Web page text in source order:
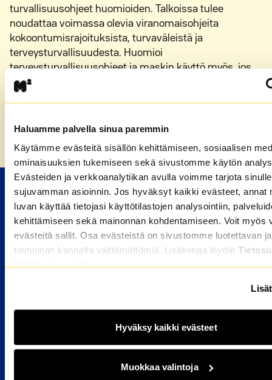
Haluamme palvella sinua paremmin
Käytämme evästeitä sisällön kehittämiseen, sosiaalisen
ominaisuuksien tukemiseen sekä sivustomme käytön
Evästeiden ja verkkoanalytiikan avulla voimme tarjota sinulle
sujuvamman asioinnin. Jos hyväksyt kaikki evästeet, annat
luvan käyttää tietojasi käyttötilastojen analysointiin,
kehittämiseen sekä mainonnan kohdentamiseen. Voit myös
evästeitä sallit. Osa evästeistä on sivustomme luotettavan
toiminnan kannalta välttämättömiä. Lisätietoja löydät
Evästeet-sivuiltamme.
Hyväksy kaikki evästeet
Muokkaa valintoja
turvallisuusohjeet huomioiden. Talkoissa tulee
noudattaa voimassa olevia viranomaisohjeita
kokoontumisrajoituksista, turvaväleistä ja
terveysturvallisuudesta. Huomioi
terveysturvallisuusohjeet ja maskin käyttö myös, jos
talkoiden vuoksi liikut sisätiloissa.
Etusivu»Koronarajoitusten vaiheittainen purku
käynnistyy – lenkkisaunat ja kerhotilat aukeavat
M2-KOTIEN VUOKRA-ASUNNOT
Valitse kaupunki
HAKIJALLE
Hakijan usein kysytyt kysymykset
Avautuu uuteen ikkunaan